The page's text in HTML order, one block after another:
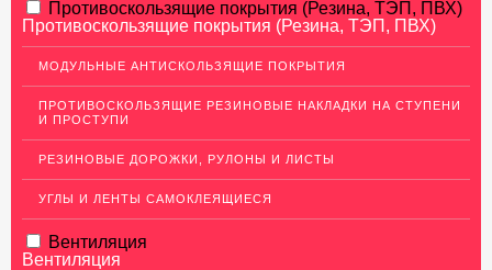
АЛЮМИНИЕВЫЙ ПРОКАТ
НЕРЖАВЕЮЩАЯ СТАЛЬ
МЕДНЫЙ ПРОКАТ
Медный лист (листовая медь)
Медная панель
Медный (круг) пруток
Шины медные
Противоскользящие покрытия (Резина, ТЭП, ПВХ)
Противоскользящие покрытия (Резина, ТЭП, ПВХ)
МОДУЛЬНЫЕ АНТИСКОЛЬЗЯЩИЕ ПОКРЫТИЯ
ПРОТИВОСКОЛЬЗЯЩИЕ РЕЗИНОВЫЕ НАКЛАДКИ НА СТУПЕНИ
И ПРОСТУПИ
РЕЗИНОВЫЕ ДОРОЖКИ, РУЛОНЫ И ЛИСТЫ
УГЛЫ И ЛЕНТЫ САМОКЛЕЯЩИЕСЯ
Вентиляция
Вентиляция